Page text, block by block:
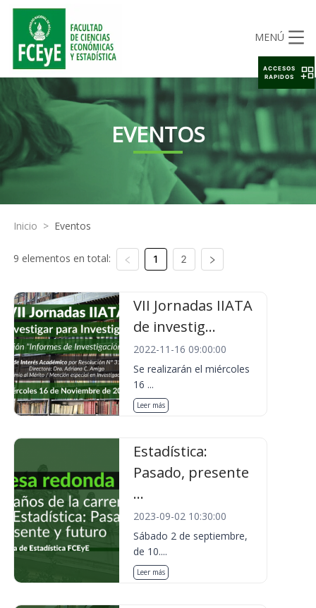
MENÚ
EVENTOS
Inicio > Eventos
9 elementos en total: 1 2
VII Jornadas IIATA
de investig...
2022-11-16 09:00:00
Se realizarán el miércoles
16 ...
Leer más
Estadística:
Pasado, presente
...
2023-09-02 10:30:00
Sábado 2 de septiembre,
de 10....
Leer más
ACCESOS
RAPIDOS